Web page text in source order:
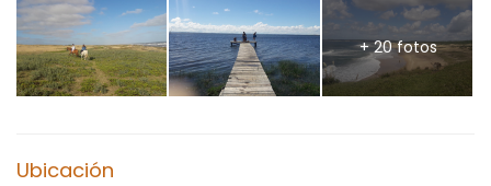
+ 20 fotos
Ubicación